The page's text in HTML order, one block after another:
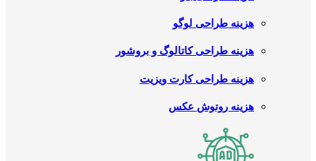
هزینه طراحی لوگو
هزینه طراحی کاتالوگ و بروشور
هزینه طراحی کارت ویزیت
هزینه روتوش عکس